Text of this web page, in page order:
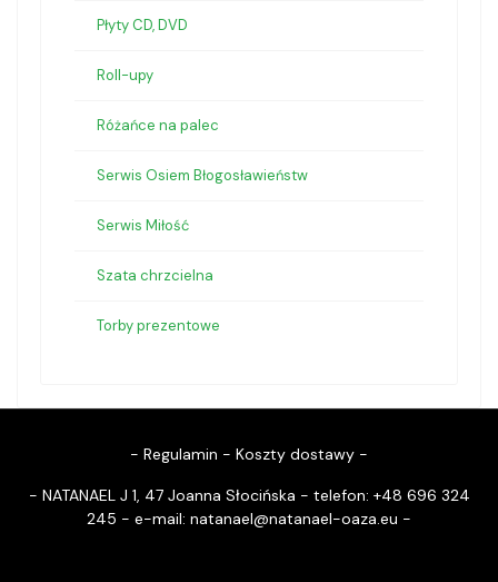
Płyty CD, DVD
Roll-upy
Różańce na palec
Serwis Osiem Błogosławieństw
Serwis Miłość
Szata chrzcielna
Torby prezentowe
- Regulamin - Koszty dostawy -
- NATANAEL J 1, 47 Joanna Słocińska - telefon: +48 696 324
245 - e-mail: natanael@natanael-oaza.eu -